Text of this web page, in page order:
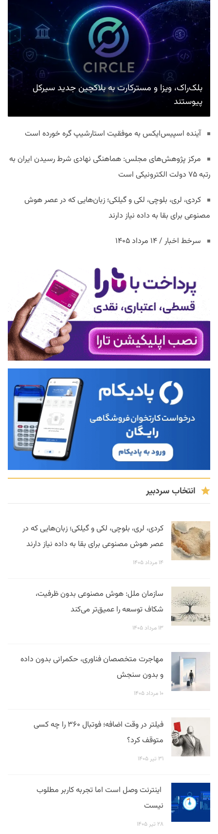
بلک‌راک، ویزا و مسترکارت به بلاکچین جدید سیرکل
پیوستند
آینده اسپیس‌ایکس به موفقیت استارشیپ گره خورده است
مرکز پژوهش‌های مجلس: هماهنگی نهادی شرط رسیدن ایران به
رتبه ۷۵ دولت الکترونیکی است
کردی، لری، بلوچی، لکی و گیلکی؛ زبان‌هایی که در عصر هوش
مصنوعی برای بقا به داده نیاز دارند
سرخط اخبار / ۱۴ مرداد ۱۴۰۵
انتخاب سردبیر
کردی، لری، بلوچی، لکی و گیلکی؛ زبان‌هایی که در
عصر هوش مصنوعی برای بقا به داده نیاز دارند
۱۴ مرداد ۱۴۰۵
سازمان ملل: هوش مصنوعی بدون ظرفیت،
شکاف توسعه را عمیق‌تر می‌کند
۱۳ مرداد ۱۴۰۵
مهاجرت متخصصان فناوری، حکمرانی بدون داده
و بدون سنجش
۱۰ مرداد ۱۴۰۵
فیلتر در وقت اضافه؛ فوتبال ۳۶۰ را چه کسی
متوقف کرد؟
۳۱ تیر ۱۴۰۵
اینترنت وصل است اما تجربه کاربر مطلوب
نیست
۲۸ تیر ۱۴۰۵